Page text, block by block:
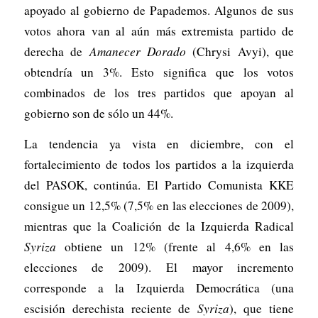
apoyado al gobierno de Papademos. Algunos de sus
votos ahora van al aún más extremista partido de
derecha deAmanecer Dorado (Chrysi Avyi), que
obtendría un 3%. Esto significa que los votos
combinados de los tres partidos que apoyan al
gobierno son de sólo un 44%.
La tendencia ya vista en diciembre, con el
fortalecimiento de todos los partidos a la izquierda
del PASOK, continúa. El Partido Comunista KKE
consigue un 12,5% (7,5% en las elecciones de 2009),
mientras que la Coalición de la Izquierda Radical
Syriza obtiene un 12% (frente al 4,6% en las
elecciones de 2009). El mayor incremento
corresponde a la Izquierda Democrática (una
escisión derechista reciente deSyriza), que tiene